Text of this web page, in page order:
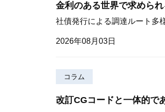
金利のある世界で求めら
社債発行による調達ルート多
2026年08月03日
コラム
改訂CGコードと一体的で